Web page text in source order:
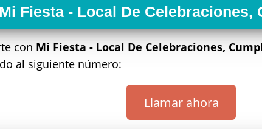
Fiesta - Local De Celebraciones,
con Mi Fiesta - Local De Celebraciones,
al siguiente número:
Llamar ahora